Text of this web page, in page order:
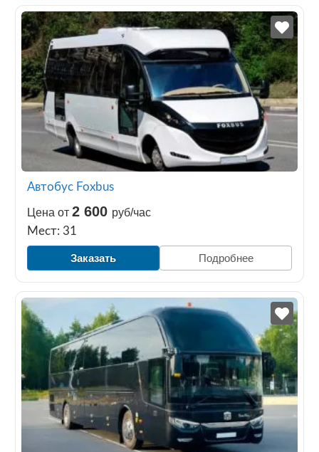
Автобус Foxbus
Цена от 2 600 руб/час
Мест: 31
Заказать Подробнее